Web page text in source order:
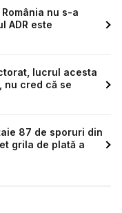
nu s-a
ADR este
lucrul acesta
nu cred că se
87 de sporuri din
grila de plată a